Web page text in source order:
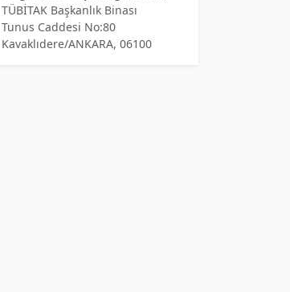
TÜBİTAK Başkanlık Binası
Tunus Caddesi No:80
Kavaklıdere/ANKARA, 06100